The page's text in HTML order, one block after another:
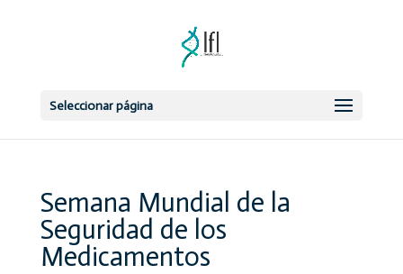
Seleccionar página
Semana Mundial de la
Seguridad de los
Medicamentos